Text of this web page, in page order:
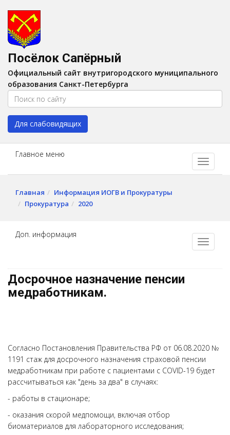
Изображения:
Цвет:A A
Посёлок Сапёрный
Официальный сайт внутригородского муниципального
образования Санкт-Петербурга
Для слабовидящих
Главное меню
Главная
Информация ИОГВ и Прокуратуры
Прокуратура
2020
Доп. информация
Досрочное назначение пенсии
медработникам.
Согласно Постановления Правительства РФ от 06.08.2020 №
1191 стаж для досрочного назначения страховой пенсии
медработникам при работе с пациентами с COVID-19 будет
рассчитываться как "день за два" в случаях:
- работы в стационаре;
- оказания скорой медпомощи, включая отбор
биоматериалов для лабораторного исследования;